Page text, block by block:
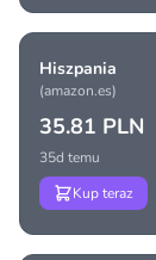
Hiszpania
(amazon.es)
35.81 PLN
35d temu
Kup teraz